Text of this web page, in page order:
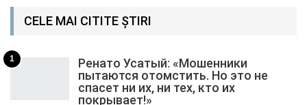
CELE MAI CITITE ȘTIRI
1
Ренато Усатый: «Мошенники
пытаются отомстить. Но это не
спасет ни их, ни тех, кто их
покрывает!»